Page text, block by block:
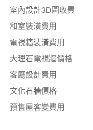
室內設計3D圖收費
和室裝潢費用
電視牆裝潢費用
大理石電視牆價格
客廳設計費用
文化石牆價格
預售屋客變費用